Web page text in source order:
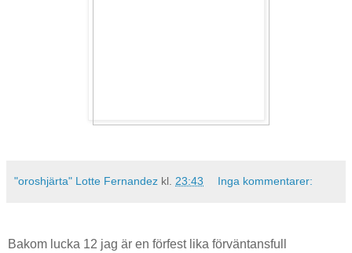
"oroshjärta" Lotte Fernandez kl. 23:43 Inga kommentarer:
Bakom lucka 12 jag är en förfest lika förväntansfull